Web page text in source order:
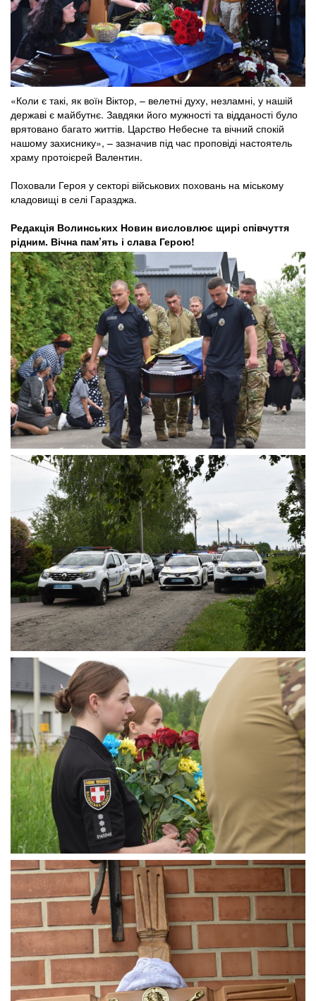
«Коли є такі, як воїн Віктор, – велетні духу, незламні, у нашій
державі є майбутнє. Завдяки його мужності та відданості було
врятовано багато життів. Царство Небесне та вічний спокій
нашому захиснику», – зазначив під час проповіді настоятель
храму протоієрей Валентин.
Поховали Героя у секторі військових поховань на міському
кладовищі в селі Гаразджа.
Редакція Волинських Новин висловлює щирі співчуття
рідним. Вічна пам’ять і слава Герою!